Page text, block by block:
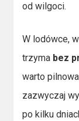
od wilgoci.
W lodówce,
trzyma bez
warto
zazwyczaj
po kilku